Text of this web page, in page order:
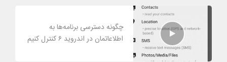
چگونه دسترسی برنامه‌ها به
اطلاعاتمان در اندروید ۶ کنترل کنیم